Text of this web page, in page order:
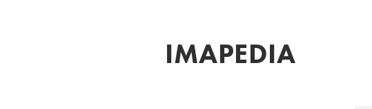
IMAPEDIA